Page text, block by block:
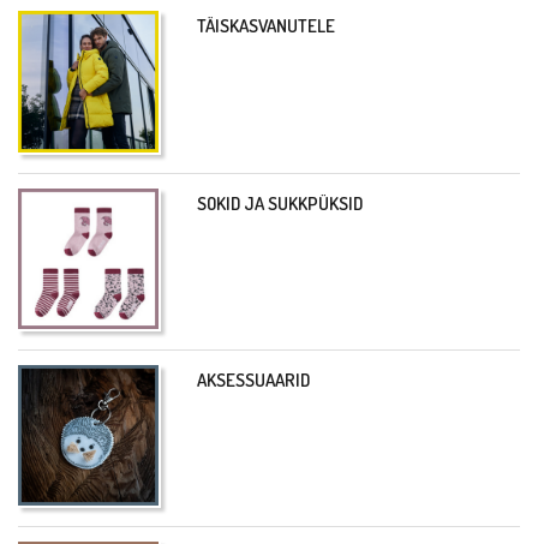
TÄISKASVANUTELE
SOKID JA SUKKPÜKSID
AKSESSUAARID